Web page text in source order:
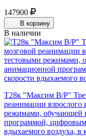
147900
В корзину
В наличии
Т28к "Максим В/Р"
реанимации
режимами, обучающей
программой, цифровым
вдыхаемого воздуха, в